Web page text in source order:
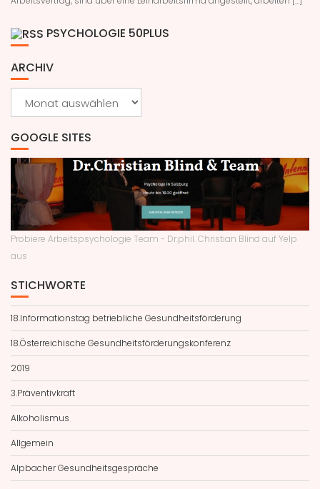
PSYCHOLOGIE 50PLUS
ARCHIV
GOOGLE SITES
Probiere Arbeitspsychologie Team - Dr.phil. Christian Blind auf Yelp
aus
STICHWORTE
18.Informationstag betriebliche Gesundheitsförderung
18.Österreichische Gesundheitsförderungskonferenz
2019
3.Präventivkraft
Alkoholismus
Allgemein
Alpbacher Gesundheitsgespräche